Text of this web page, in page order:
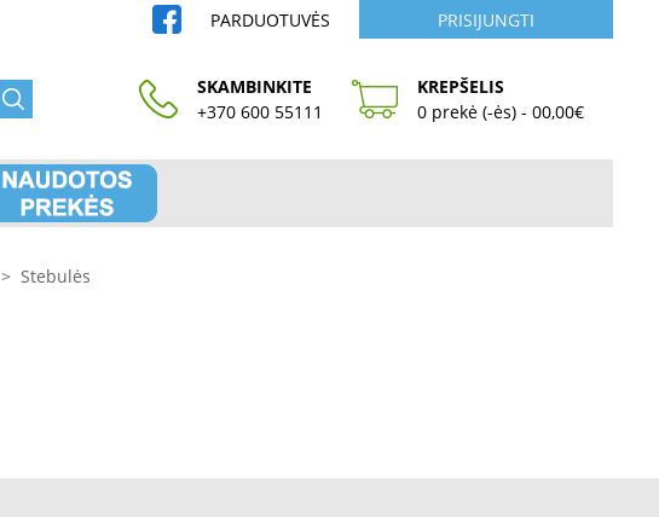
PARDUOTUVĖS PRISIJUNGTI
SKAMBINKITE
+370 600 55111
KREPŠELIS
0 prekė (-ės) - 00,00€
> Stebulės